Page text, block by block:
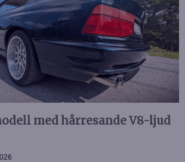
med hårresande V8-ljud